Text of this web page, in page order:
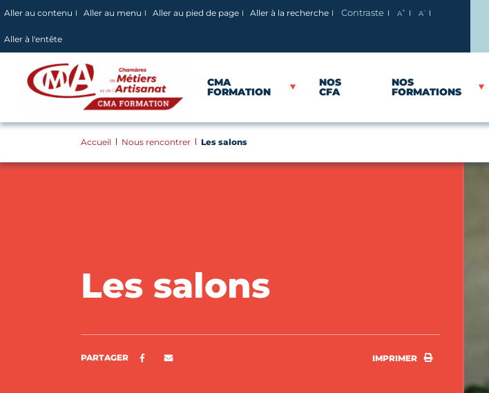
Panneau de gestion des cookies
Aller au contenu Aller au menu Aller au pied de page Aller à la recherche Contraste A+
Agrandir le texte
A-
Réduire le texte
Aller à l'entête
CMA
FORMATION
NOS
CFA
NOS
FORMATIONS
Accueil Nous rencontrer Les salons
Les salons
PARTAGER Partager sur Facebook IMPRIMER